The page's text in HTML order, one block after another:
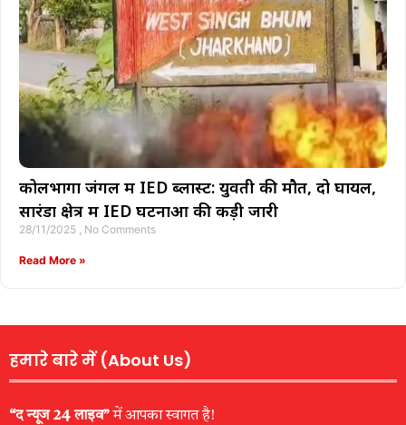
कोलभोंगा जंगल में IED ब्लास्ट: युवती की मौत, दो घायल,
सारंडा क्षेत्र में IED घटनाओं की कड़ी जारी
28/11/2025 No Comments
Read More »
हमारे बारे में (About Us)
“द न्यूज 24 लाइव”में आपका स्वागत है!